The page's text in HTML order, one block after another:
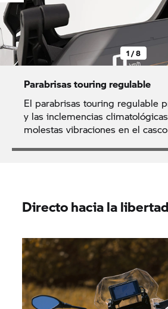
1 / 8
Parabrisas touring regulable
El parabrisas touring regulable
y las inclemencias
molestas vibraciones en el
Directo hacia la libertad